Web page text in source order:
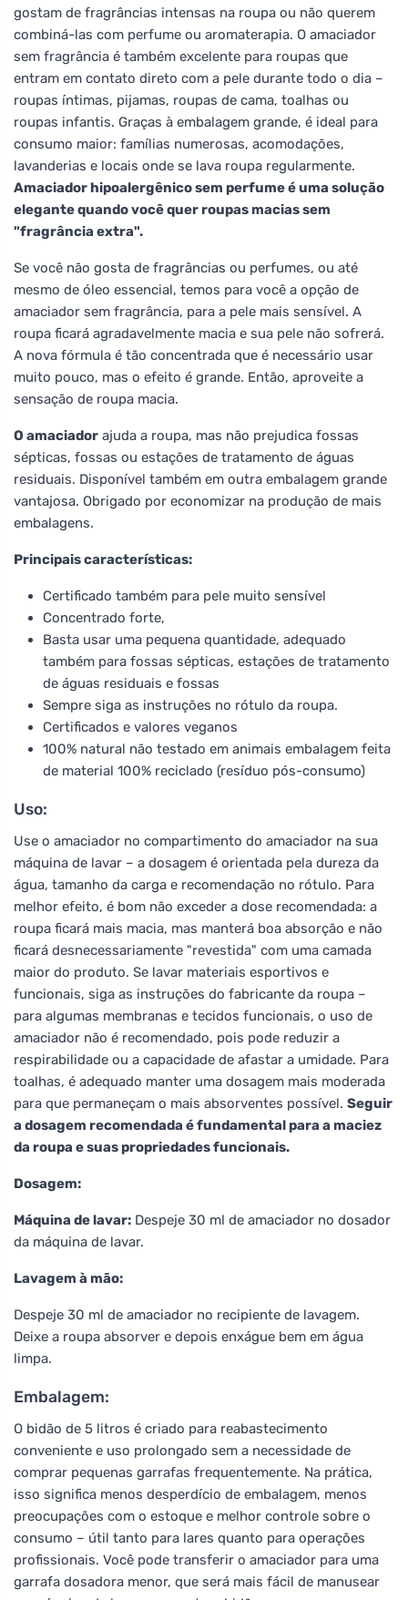
gostam de fragrâncias intensas na roupa ou não querem
combiná-las com perfume ou aromaterapia. O amaciador
sem fragrância é também excelente para roupas que
entram em contato direto com a pele durante todo o dia –
roupas íntimas, pijamas, roupas de cama, toalhas ou
roupas infantis. Graças à embalagem grande, é ideal para
consumo maior: famílias numerosas, acomodações,
lavanderias e locais onde se lava roupa regularmente.
Amaciador hipoalergênico sem perfume é uma solução
elegante quando você quer roupas macias sem
"fragrância extra".
Se você não gosta de fragrâncias ou perfumes, ou até
mesmo de óleo essencial, temos para você a opção de
amaciador sem fragrância, para a pele mais sensível. A
roupa ficará agradavelmente macia e sua pele não sofrerá.
A nova fórmula é tão concentrada que é necessário usar
muito pouco, mas o efeito é grande. Então, aproveite a
sensação de roupa macia.
O amaciador ajuda a roupa, mas não prejudica fossas
sépticas, fossas ou estações de tratamento de águas
residuais. Disponível também em outra embalagem grande
vantajosa. Obrigado por economizar na produção de mais
embalagens.
Principais características:
Certificado também para pele muito sensível
Concentrado forte,
Basta usar uma pequena quantidade, adequado
também para fossas sépticas, estações de tratamento
de águas residuais e fossas
Sempre siga as instruções no rótulo da roupa.
Certificados e valores veganos
100% natural não testado em animais embalagem feita
de material 100% reciclado (resíduo pós-consumo)
Uso:
Use o amaciador no compartimento do amaciador na sua
máquina de lavar – a dosagem é orientada pela dureza da
água, tamanho da carga e recomendação no rótulo. Para
melhor efeito, é bom não exceder a dose recomendada: a
roupa ficará mais macia, mas manterá boa absorção e não
ficará desnecessariamente "revestida" com uma camada
maior do produto. Se lavar materiais esportivos e
funcionais, siga as instruções do fabricante da roupa –
para algumas membranas e tecidos funcionais, o uso de
amaciador não é recomendado, pois pode reduzir a
respirabilidade ou a capacidade de afastar a umidade. Para
toalhas, é adequado manter uma dosagem mais moderada
para que permaneçam o mais absorventes possível. Seguir
a dosagem recomendada é fundamental para a maciez
da roupa e suas propriedades funcionais.
Dosagem:
Máquina de lavar: Despeje 30 ml de amaciador no dosador
da máquina de lavar.
Lavagem à mão:
Despeje 30 ml de amaciador no recipiente de lavagem.
Deixe a roupa absorver e depois enxágue bem em água
limpa.
Embalagem:
O bidão de 5 litros é criado para reabastecimento
conveniente e uso prolongado sem a necessidade de
comprar pequenas garrafas frequentemente. Na prática,
isso significa menos desperdício de embalagem, menos
preocupações com o estoque e melhor controle sobre o
consumo – útil tanto para lares quanto para operações
profissionais. Você pode transferir o amaciador para uma
garrafa dosadora menor, que será mais fácil de manusear